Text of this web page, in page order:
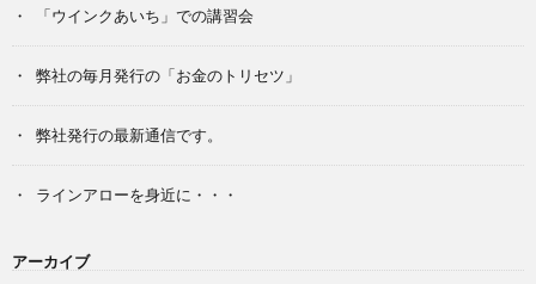
「ウインクあいち」での講習会
弊社の毎月発行の「お金のトリセツ」
弊社発行の最新通信です。
ラインアローを身近に・・・
アーカイブ